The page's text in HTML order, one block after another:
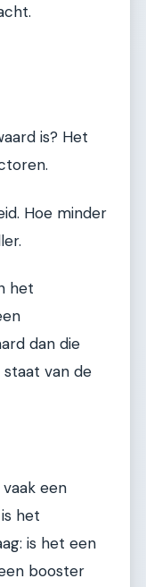
is? Het
Hoe minder
het
dan die
staat van de
een
het
is het een
booster